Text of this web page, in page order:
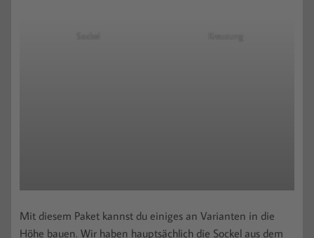
Sockel Kreuzung
Mit diesem Paket kannst du einiges an Varianten in die
Höhe bauen. Wir haben hauptsächlich die Sockel aus dem